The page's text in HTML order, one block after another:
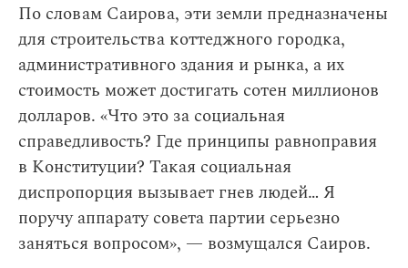
По словам Саирова, эти земли предназначены
для строительства коттеджного городка,
административного здания и рынка, а их
стоимость может достигать сотен миллионов
долларов. «Что это за социальная
справедливость? Где принципы равноправия
в Конституции? Такая социальная
диспропорция вызывает гнев людей… Я
поручу аппарату совета партии серьезно
заняться вопросом», — возмущался Саиров.